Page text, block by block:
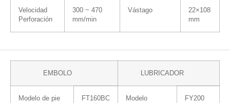
Velocidad
Perforación
300 ~ 470
mm/min
Vástago
22×108
mm
EMBOLO LUBRICADOR
Modelo de pie
FT160BC
Modelo
FY200